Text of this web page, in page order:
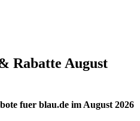
Rabatte August
fuer blau.de im August 2026